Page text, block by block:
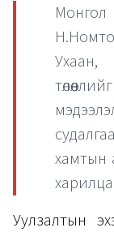
Ухаан,
хамтын
Уулзалтын